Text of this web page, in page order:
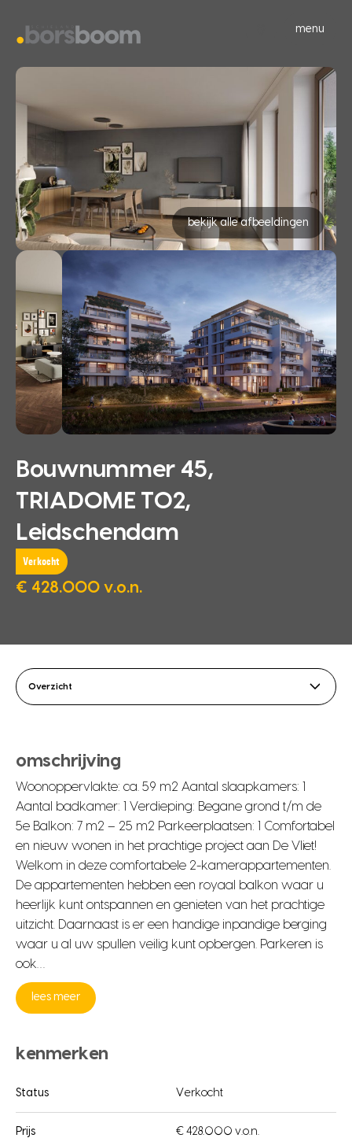
menu
bekijk alle afbeeldingen
Bouwnummer 45,
TRIADOME T02,
Leidschendam
Verkocht
€ 428.000 v.o.n.
Overzicht
omschrijving
Woonoppervlakte: ca. 59 m2 Aantal slaapkamers: 1
Aantal badkamer: 1 Verdieping: Begane grond t/m de
5e Balkon: 7 m2 – 25 m2 Parkeerplaatsen: 1 Comfortabel
en nieuw wonen in het prachtige project aan De Vliet!
Welkom in deze comfortabele 2-kamerappartementen.
De appartementen hebben een royaal balkon waar u
heerlijk kunt ontspannen en genieten van het prachtige
uitzicht. Daarnaast is er een handige inpandige berging
waar u al uw spullen veilig kunt opbergen. Parkeren is
ook…
lees meer
kenmerken
Status Verkocht
Prijs € 428.000 v.o.n.